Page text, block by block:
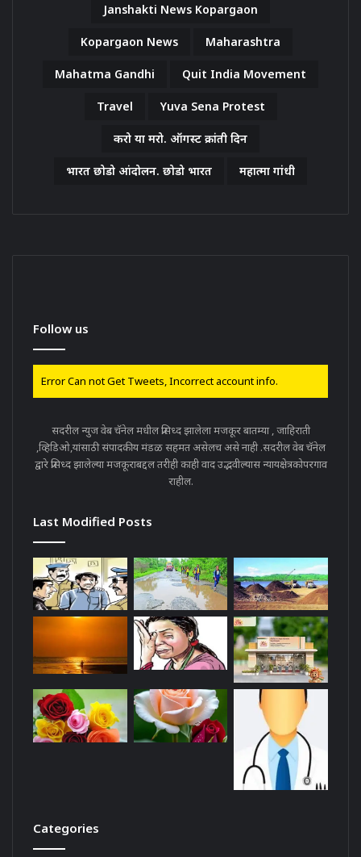
Janshakti News Kopargaon
Kopargaon News Maharashtra
Mahatma Gandhi Quit India Movement
Travel Yuva Sena Protest
करो या मरो. ऑगस्ट क्रांती दिन
भारत छोडो आंदोलन. छोडो भारत महात्मा गांधी
Follow us
Error Can not Get Tweets, Incorrect account info.
सदरील न्युज वेब चॅनेल मधील प्रसिध्द झालेला मजकूर बातम्या , जाहिराती
,व्हिडिओ,यांसाठी संपादकीय मंडळ सहमत असेलच असे नाही .सदरील वेब चॅनेल
द्वारे प्रसिध्द झालेल्या मजकूराबद्दल तरीही काही वाद उद्भवील्यास न्यायक्षेत्रकोपरगाव
राहील.
Last Modified Posts
Categories